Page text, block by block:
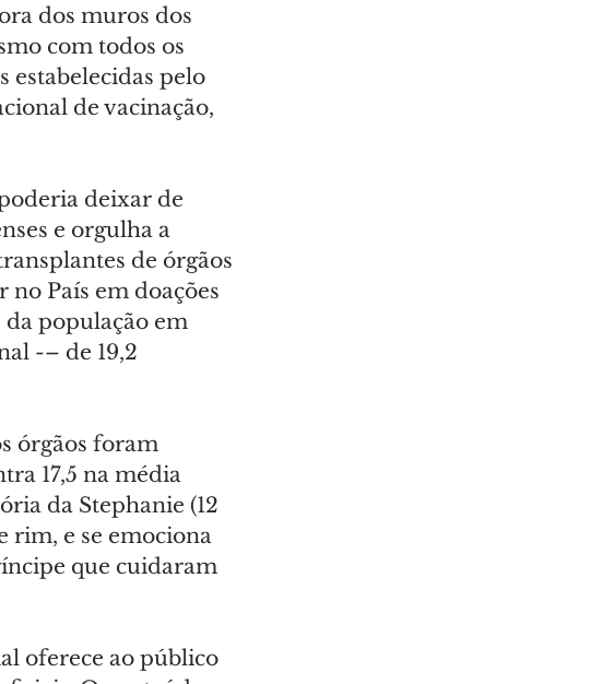
dos muros dos
com todos os
estabelecidas pelo
de vacinação,
deixar de
e orgulha a
de órgãos
no País em doações
população em
-– de 19,2
órgãos foram
17,5 na média
da Stephanie (12
rim, e se emociona
que cuidaram
oferece ao público